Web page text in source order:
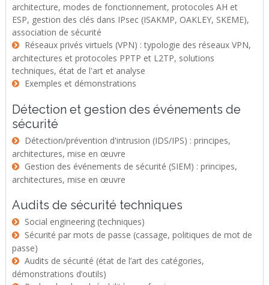
architecture, modes de fonctionnement, protocoles AH et
ESP, gestion des clés dans IPsec (ISAKMP, OAKLEY, SKEME),
association de sécurité
architectures et protocoles PPTP et L2TP, solutions
techniques, état de l'art et analyse
Exemples et démonstrations
Détection et gestion des événements de
sécurité
architectures, mise en œuvre
architectures, mise en œuvre
Audits de sécurité techniques
Social engineering (techniques)
passe)
démonstrations d’outils)